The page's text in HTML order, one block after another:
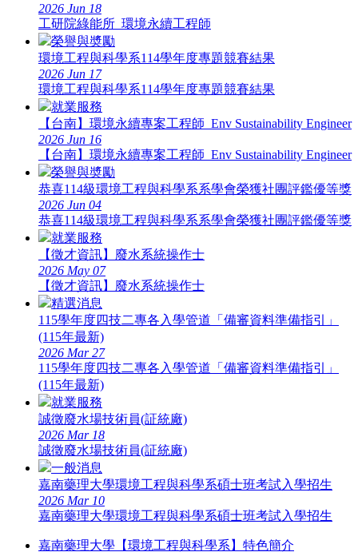
2026 Jun 18
工研院綠能所_環境永續工程師
榮譽與奬勵
環境工程與科學系114學年度專題競賽結果
2026 Jun 17
環境工程與科學系114學年度專題競賽結果
就業服務
【台南】環境永續專案工程師_Env Sustainability Engineer
2026 Jun 16
【台南】環境永續專案工程師_Env Sustainability Engineer
榮譽與奬勵
恭喜114級環境工程與科學系系學會榮獲社團評鑑優等獎
2026 Jun 04
恭喜114級環境工程與科學系系學會榮獲社團評鑑優等獎
就業服務
【徵才資訊】廢水系統操作士
2026 May 07
【徵才資訊】廢水系統操作士
精選消息
115學年度四技二專各入學管道「備審資料準備指引」
(115年最新)
2026 Mar 27
115學年度四技二專各入學管道「備審資料準備指引」
(115年最新)
就業服務
誠徵廢水場技術員(証統廠)
2026 Mar 18
誠徵廢水場技術員(証統廠)
一般消息
嘉南藥理大學環境工程與科學系碩士班考試入學招生
2026 Mar 10
嘉南藥理大學環境工程與科學系碩士班考試入學招生
嘉南藥理大學【環境工程與科學系】特色簡介